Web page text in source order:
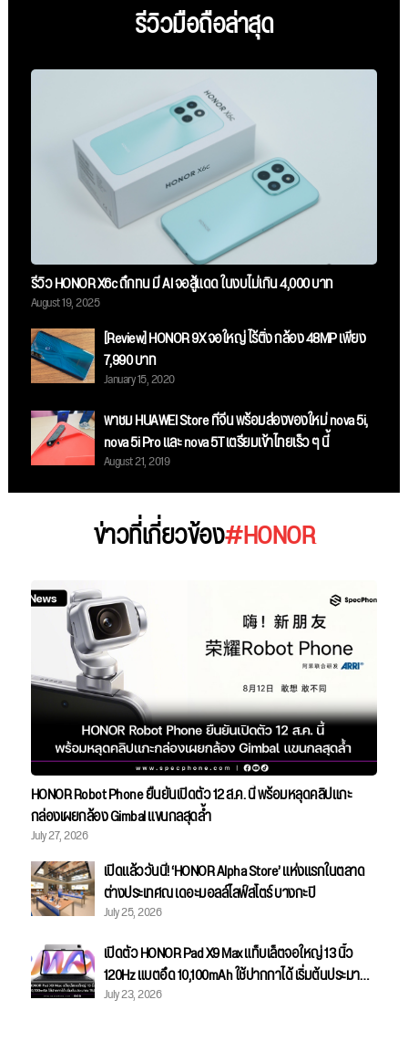
รีวิวมือถือล่าสุด
รีวิว HONOR X6c ถึกทน มี AI จอสู้แดด ในงบไม่เกิน 4,000 บาท
August 19, 2025
[Review] HONOR 9X จอใหญ่ ไร้ติ่ง กล้อง 48MP เพียง
7,990 บาท
January 15, 2020
พาชม HUAWEI Store ที่จีน พร้อมส่องของใหม่ nova 5i,
nova 5i Pro และ nova 5T เตรียมเข้าไทยเร็ว ๆ นี้
August 21, 2019
ข่าวที่เกี่ยวข้อง#HONOR
HONOR Robot Phone ยืนยันเปิดตัว 12 ส.ค. นี้ พร้อมหลุดคลิปแกะ
กล่องเผยกล้อง Gimbal แขนกลสุดล้ำ
July 27, 2026
เปิดแล้ววันนี้! ‘HONOR Alpha Store’ แห่งแรกในตลาด
ต่างประเทศณ เดอะมอลล์ไลฟ์สโตร์ บางกะปิ
July 25, 2026
เปิดตัว HONOR Pad X9 Max แท็บเล็ตจอใหญ่ 13 นิ้ว
120Hz แบตอึด 10,100mAh ใช้ปากกาได้ เริ่มต้นประมาณ
15,800 บาท
July 23, 2026